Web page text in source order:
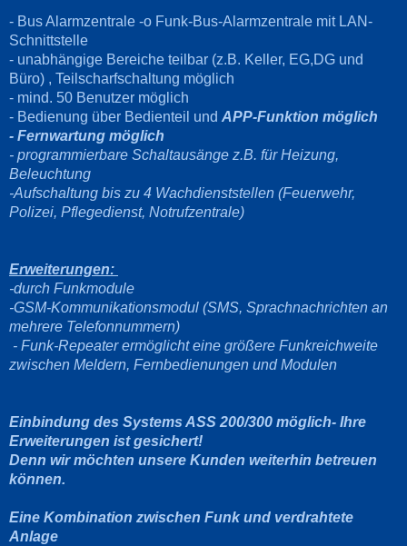
- Bus Alarmzentrale -o Funk-Bus-Alarmzentrale mit LAN-
Schnittstelle
- unabhängige Bereiche teilbar (z.B. Keller, EG,DG und
Büro) , Teilscharfschaltung möglich
- mind. 50 Benutzer möglich
- Bedienung über Bedienteil und APP-Funktion möglich
- Fernwartung möglich
- programmierbare Schaltausänge z.B. für Heizung,
Beleuchtung
-Aufschaltung bis zu 4 Wachdienststellen (Feuerwehr,
Polizei, Pflegedienst, Notrufzentrale)
Erweiterungen:
-durch Funkmodule
-GSM-Kommunikationsmodul (SMS, Sprachnachrichten an
mehrere Telefonnummern)
- Funk-Repeater ermöglicht eine größere Funkreichweite
zwischen Meldern, Fernbedienungen und Modulen
Einbindung des Systems ASS 200/300 möglich- Ihre
Erweiterungen ist gesichert!
Denn wir möchten unsere Kunden weiterhin betreuen
können.
Eine Kombination zwischen Funk und verdrahtete
Anlage